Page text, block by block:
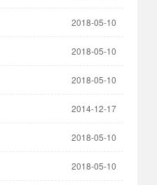
2018-05-10
2018-05-10
2018-05-10
2014-12-17
2018-05-10
2018-05-10